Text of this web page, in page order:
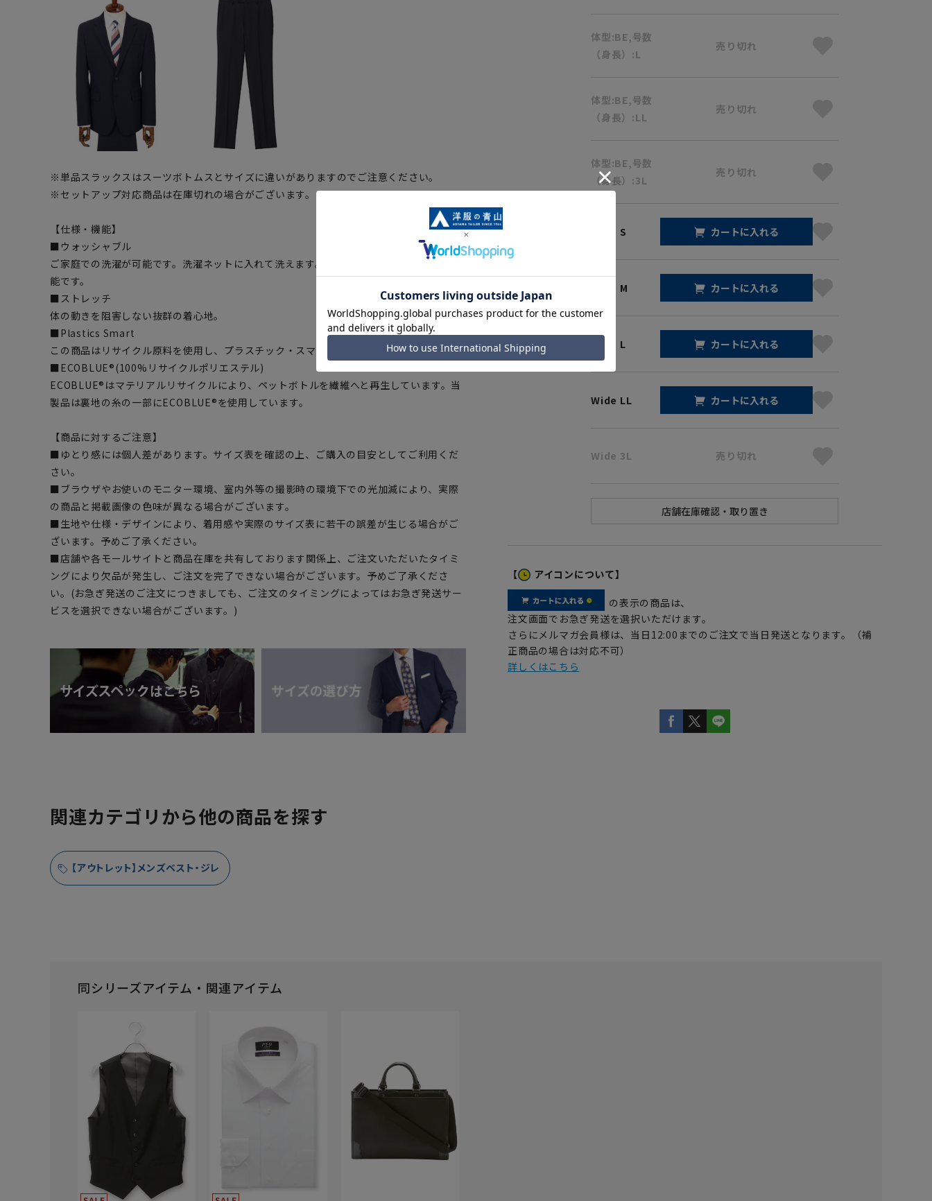
※単品スラックスはスーツボトムスとサイズに違いがありますのでご注意ください。
※セットアップ対応商品は在庫切れの場合がございます。
【仕様・機能】
■ウォッシャブル
ご家庭での洗濯が可能です。洗濯ネットに入れて洗えます。またシャワーでの水洗いも可
能です。
■ストレッチ
体の動きを阻害しない抜群の着心地。
■Plastics Smart
この商品はリサイクル原料を使用し、プラスチック・スマートに賛同しています。
■ECOBLUE®(100%リサイクルポリエステル)
ECOBLUE®はマテリアルリサイクルにより、ペットボトルを繊維へと再生しています。当
製品は裏地の糸の一部にECOBLUE®を使用しています。
【商品に対するご注意】
■ゆとり感には個人差があります。サイズ表を確認の上、ご購入の目安としてご利用くだ
さい。
■ブラウザやお使いのモニター環境、室内外等の撮影時の環境下での光加減により、実際
の商品と掲載画像の色味が異なる場合がございます。
■生地や仕様・デザインにより、着用感や実際のサイズ表に若干の誤差が生じる場合がご
ざいます。予めご了承ください。
■店舗や各モールサイトと商品在庫を共有しております関係上、ご注文いただいたタイミ
ングにより欠品が発生し、ご注文を完了できない場合がございます。予めご了承くださ
い。(お急ぎ発送のご注文につきましても、ご注文のタイミングによってはお急ぎ発送サー
ビスを選択できない場合がございます。)
体型:BE,号数
（身長）:L
売り切れ
体型:BE,号数
（身長）:LL
売り切れ
体型:BE,号数
（身長）:3L
売り切れ
Wide S カートに入れる
Wide M カートに入れる
Wide L カートに入れる
Wide LL カートに入れる
Wide 3L 売り切れ
【 アイコンについて】
の表示の商品は、
注文画面でお急ぎ発送を選択いただけます。
さらにメルマガ会員様は、当日12:00までのご注文で当日発送となります。（補
正商品の場合は対応不可）
詳しくはこちら
関連カテゴリから他の商品を探す
【アウトレット】メンズベスト・ジレ
同シリーズアイテム・関連アイテム